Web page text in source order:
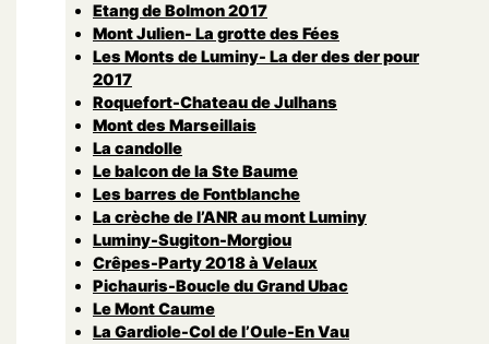
Etang de Bolmon 2017
Mont Julien- La grotte des Fées
Les Monts de Luminy- La der des der pour
2017
Roquefort-Chateau de Julhans
Mont des Marseillais
La candolle
Le balcon de la Ste Baume
Les barres de Fontblanche
La crèche de l’ANR au mont Luminy
Luminy-Sugiton-Morgiou
Crêpes-Party 2018 à Velaux
Pichauris-Boucle du Grand Ubac
Le Mont Caume
La Gardiole-Col de l’Oule-En Vau